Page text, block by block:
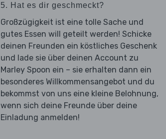
5. Hat es dir geschmeckt?
Großzügigkeit ist eine tolle Sache und
gutes Essen will geteilt werden! Schicke
deinen Freunden ein köstliches Geschenk
und lade sie über deinen Account zu
Marley Spoon ein – sie erhalten dann ein
besonderes Willkommensangebot und du
bekommst von uns eine kleine Belohnung,
wenn sich deine Freunde über deine
Einladung anmelden!